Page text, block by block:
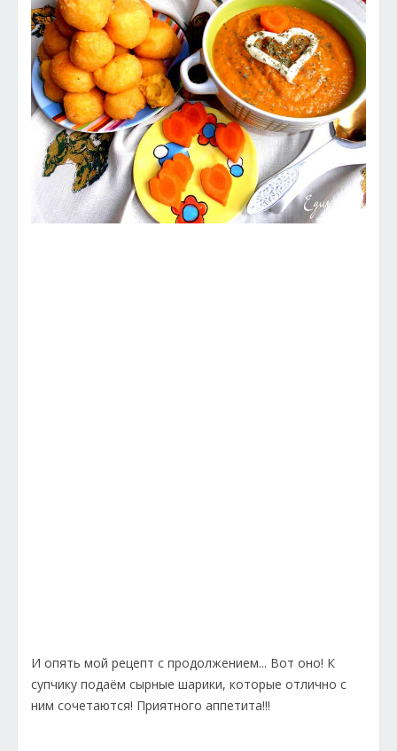
И опять мой рецепт с продолжением... Вот оно! К
супчику подаём сырные шарики, которые отлично с
ним сочетаются! Приятного аппетита!!!